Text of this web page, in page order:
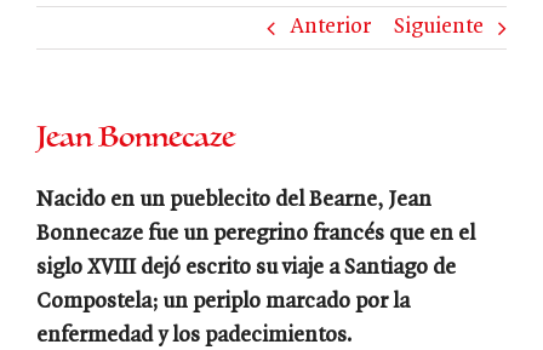
Anterior Siguiente
Jean Bonnecaze
Nacido en un pueblecito del Bearne, Jean
Bonnecaze fue un peregrino francés que en el
siglo XVIII dejó escrito su viaje a Santiago de
Compostela; un periplo marcado por la
enfermedad y los padecimientos.